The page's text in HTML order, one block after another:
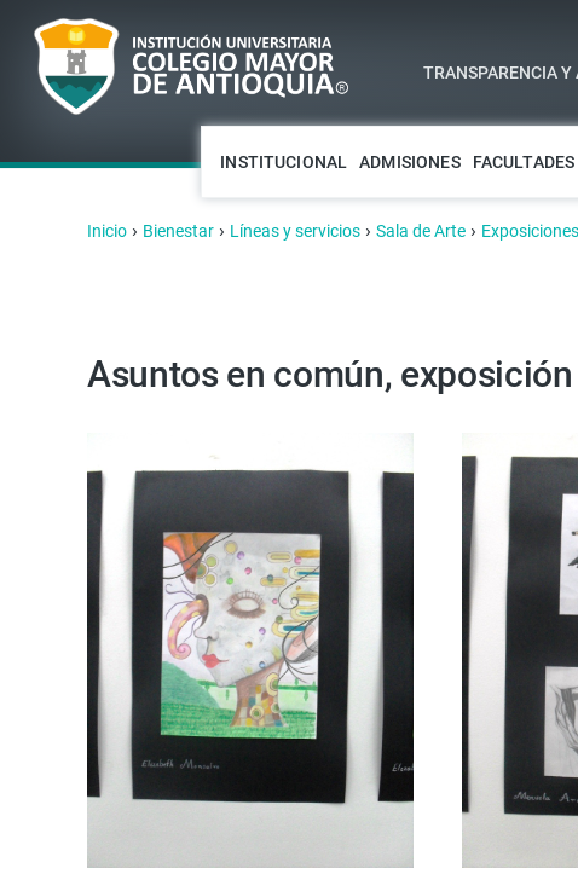
TRANSPARENCIA
INSTITUCIONAL ADMISIONES FACULTADES
Inicio › Bienestar › Líneas y servicios › Sala de Arte ›
Asuntos en común,